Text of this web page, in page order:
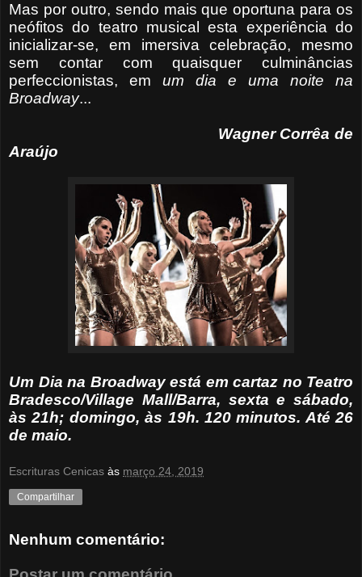
Mas por outro, sendo mais que oportuna para os
neófitos do teatro musical esta experiência do
inicializar-se, em imersiva celebração, mesmo
sem contar com quaisquer culminâncias
perfeccionistas, em um dia e uma
noite na
Broadway...
Wagner Corrêa de
Araújo
Um Dia na Broadway está em cartaz no Teatro
Bradesco/Village Mall/Barra, sexta e sábado,
às 21h; domingo, às 19h. 120 minutos. Até 26
de maio.
Escrituras Cenicas às março 24, 2019
Compartilhar
Nenhum comentário: